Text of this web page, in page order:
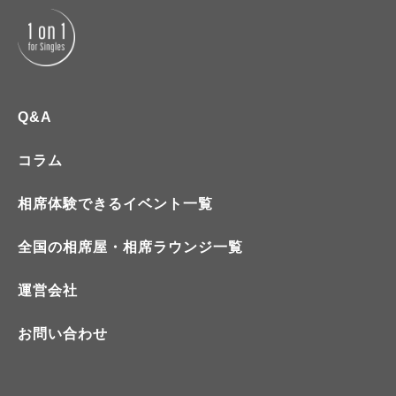
Q&A
コラム
相席体験できるイベント一覧
全国の相席屋・相席ラウンジ一覧
運営会社
お問い合わせ